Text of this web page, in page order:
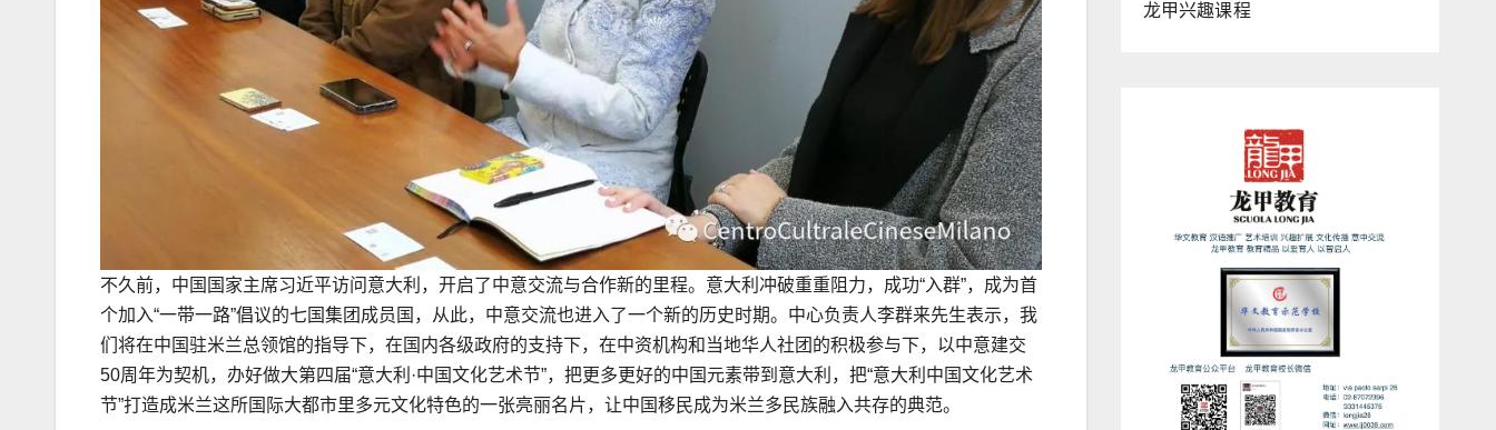
不久前，中国国家主席习近平访问意大利，开启了中意交流与合作新的里程。意大利冲破重重阻力，成功“入群”，成为首
个加入“一带一路”倡议的七国集团成员国，从此，中意交流也进入了一个新的历史时期。中心负责人李群来先生表示，我
们将在中国驻米兰总领馆的指导下，在国内各级政府的支持下，在中资机构和当地华人社团的积极参与下，以中意建交
50周年为契机，办好做大第四届“意大利·中国文化艺术节”，把更多更好的中国元素带到意大利，把“意大利中国文化艺术
节”打造成米兰这所国际大都市里多元文化特色的一张亮丽名片，让中国移民成为米兰多民族融入共存的典范。
龙甲兴趣课程